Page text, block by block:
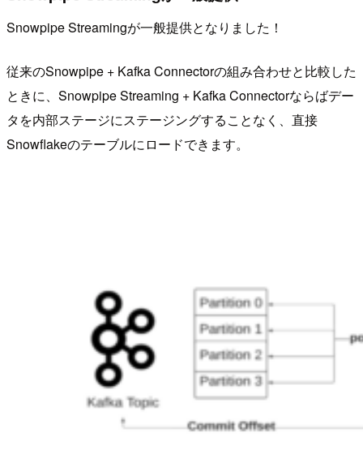
Snowpipe Streamingが一般提供となりました！
従来のSnowpipe + Kafka Connectorの組み合わせと比較した
ときに、Snowpipe Streaming + Kafka Connectorならばデー
タを内部ステージにステージングすることなく、直接
Snowflakeのテーブルにロードできます。